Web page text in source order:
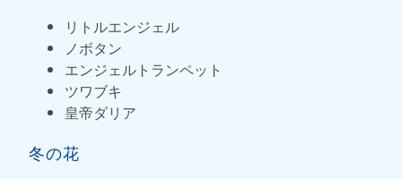
リトルエンジェル
ノボタン
エンジェルトランペット
ツワブキ
皇帝ダリア
冬の花